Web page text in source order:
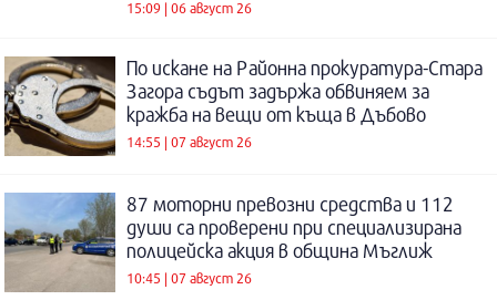
15:09 | 06 август 26
По искане на Районна прокуратура-Стара
Загора съдът задържа обвиняем за
кражба на вещи от къща в Дъбово
14:55 | 07 август 26
87 моторни превозни средства и 112
души са проверени при специализирана
полицейска акция в община Мъглиж
10:45 | 07 август 26